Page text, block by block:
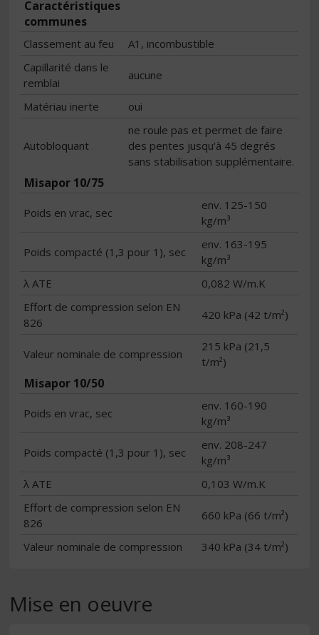
Caractéristiques
communes
Classement au feu
A1, incombustible
Capillarité dans le
remblai
aucune
Matériau inerte oui
Autobloquant
ne roule pas et permet de faire
des pentes jusqu‘à 45 degrés
sans stabilisation supplémentaire.
Misapor 10/75
Poids en vrac, sec
env. 125-150
kg/m³
Poids compacté (1,3 pour 1), sec
env. 163-195
kg/m³
λ ATE
0,082 W/m.K
Effort de compression selon EN
826
420 kPa (42 t/m²)
Valeur nominale de compression
215 kPa (21,5
t/m²)
Misapor 10/50
Poids en vrac, sec
env. 160-190
kg/m³
Poids compacté (1,3 pour 1), sec
env. 208-247
kg/m³
λ ATE
0,103 W/m.K
Effort de compression selon EN
826
660 kPa (66 t/m²)
Valeur nominale de compression 340 kPa (34 t/m²)
Mise en oeuvre